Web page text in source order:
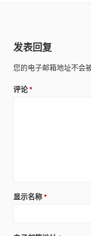
发表回复
您的电子邮箱地址不会
评论*
显示名称*